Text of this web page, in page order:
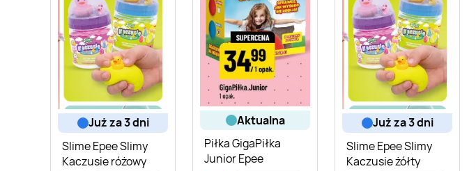
już za 3 dni
Slime Epee Slimy
Kaczusie różowy
aktualna
Piłka GigaPiłka
Junior Epee
już za 3 dni
Slime Epee Slimy
Kaczusie żółty